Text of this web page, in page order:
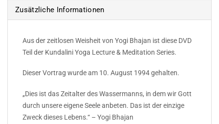
Zusätzliche Informationen
Aus der zeitlosen Weisheit von Yogi Bhajan ist diese DVD
Teil der Kundalini Yoga Lecture & Meditation Series.
Dieser Vortrag wurde am 10. August 1994 gehalten.
„Dies ist das Zeitalter des Wassermanns, in dem wir Gott
durch unsere eigene Seele anbeten. Das ist der einzige
Zweck dieses Lebens.“ – Yogi Bhajan